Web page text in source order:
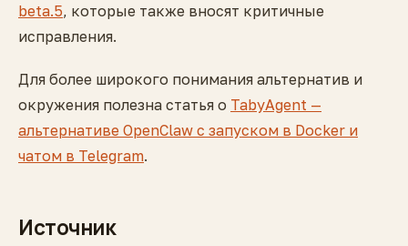
beta.5, которые также вносят критичные
исправления.
Для более широкого понимания альтернатив и
окружения полезна статья о TabyAgent —
альтернативе OpenClaw с запуском в Docker и
чатом в Telegram.
Источник